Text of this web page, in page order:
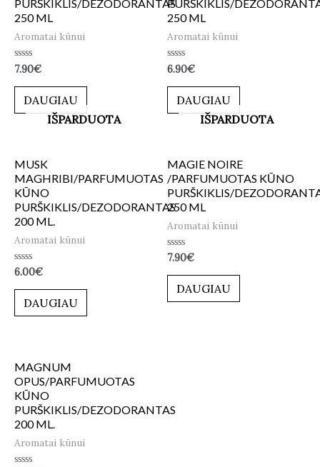
PURŠKIKLIS/DEZODORANTAS
250 ML
Aromatai kūnui
Įvertinimas:
iš
7.90€
DAUGIAU
PURŠKIKLIS/
250 ML
Aromatai kūnui
Įvertinimas:
iš
6.90€
DAUGIAU
IŠPARDUOTA
MUSK
MAGHRIBI/PARFUMUOTAS
KŪNO
PURŠKIKLIS/DEZODORANTAS
200 ML.
Aromatai kūnui
Įvertinimas:
iš
6.00€
DAUGIAU
IŠPARDUOTA
MAGIE NOIRE
/PARFUMUOTAS KŪNO
PURŠKIKLIS/
250 ML
Aromatai kūnui
Įvertinimas:
iš
7.90€
DAUGIAU
MAGNUM
OPUS/PARFUMUOTAS
KŪNO
PURŠKIKLIS/DEZODORANTAS
200 ML.
Aromatai kūnui